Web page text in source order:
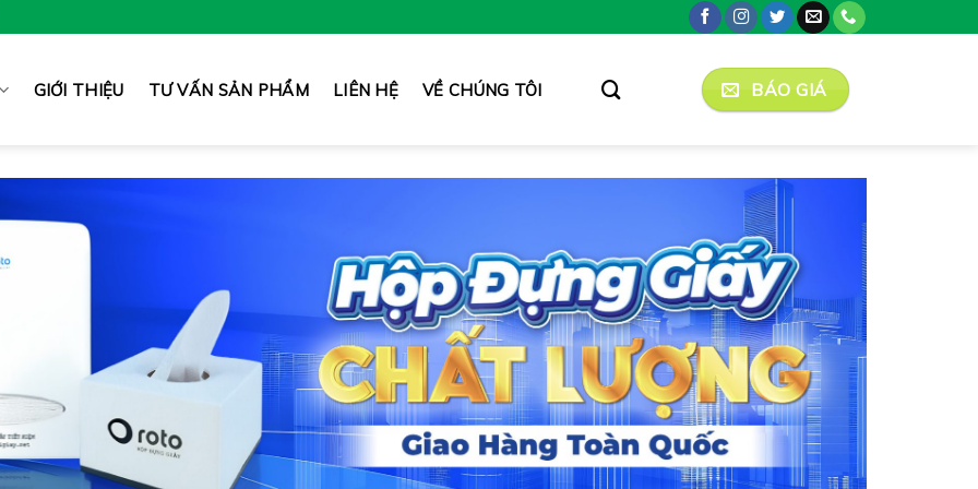
GIỚI THIỆU TƯ VẤN SẢN PHẨM LIÊN HỆ VỀ CHÚNG TÔI BÁO GIÁ